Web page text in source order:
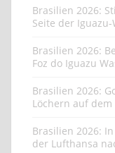
Brasilien 2026:
Seite der
Brasilien 2026:
Foz do Iguazu
Brasilien 2026:
Löchern auf dem
Brasilien 2026:
der Lufthansa